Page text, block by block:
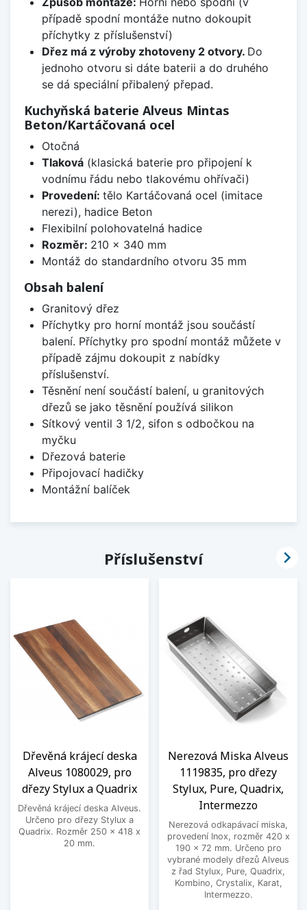
případě spodní montáže nutno dokoupit
příchytky z příslušenství)
Dřez má z výroby zhotoveny 2 otvory. Do
jednoho otvoru si dáte baterii a do druhého
se dá speciální přibalený přepad.
Kuchyňská baterie Alveus Mintas
Beton/Kartáčovaná ocel
Otočná
Tlaková(klasická baterie pro připojení k
vodnímu řádu nebo tlakovému ohřívači)
Provedení: tělo Kartáčovaná ocel (imitace
nerezi), hadice Beton
Flexibilní polohovatelná hadice
Rozměr: 210 x 340 mm
Montáž do standardního otvoru 35 mm
Obsah balení
Granitový dřez
Příchytky pro horní montáž jsou součástí
balení. Příchytky pro spodní montáž můžete v
případě zájmu dokoupit z nabídky
příslušenství.
Těsnění není součástí balení, u granitových
dřezů se jako těsnění používá silikon
Sítkový ventil 3 1/2, sifon s odbočkou na
myčku
Dřezová baterie
Připojovací hadičky
Montážní balíček
Příslušenství
Dřevěná krájecí deska
Alveus 1080029, pro
dřezy Stylux a Quadrix
Dřevěná krájecí deska Alveus.
Určeno pro dřezy Stylux a
Quadrix. Rozměr 250 x 418 x
20 mm.
Nerezová Miska Alveus
1119835, pro dřezy
Stylux, Pure, Quadrix,
Intermezzo
Nerezová odkapávací miska,
provedení Inox, rozměr 420 x
190 x 72 mm. Určeno pro
vybrané modely dřezů Alveus
z řad Stylux, Pure, Quadrix,
Kombino, Crystalix, Karat,
Intermezzo.
